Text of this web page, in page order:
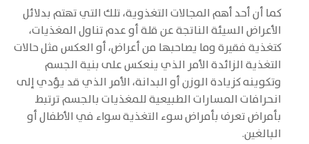
كما أن أحد أهم المجالات التغذوية، تلك التي تهتم بدلائل
الأعراض السيئة الناتجة عن قلة أو عدم تناول المغذيات،
كتغذية فقيرة وما يصاحبها من أعراض، أو العكس مثل حالات
التغذية الزائدة الأمر الذي ينعكس على بنية الجسم
وتكوينه كزيادة الوزن أو البدانة، الأمر الذي قد يؤدي إلى
انحرافات المسارات الطبيعية للمغذيات بالجسم ترتبط
بأمراض تعرف بأمراض سوء التغذية سواء في الأطفال أو
البالغين.